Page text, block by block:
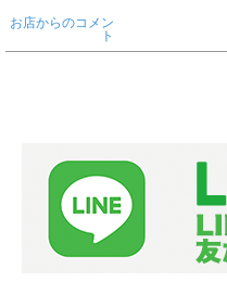
お店からのコメン
ト